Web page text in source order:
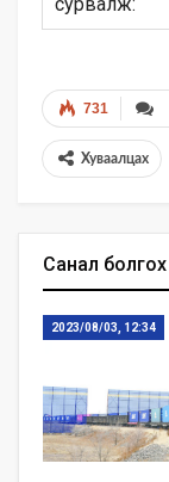
731
Хуваалцах
Санал болгох
2023/08/03, 12:34